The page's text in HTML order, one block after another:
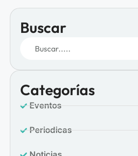
Buscar
Categorías
Eventos
Periodicas